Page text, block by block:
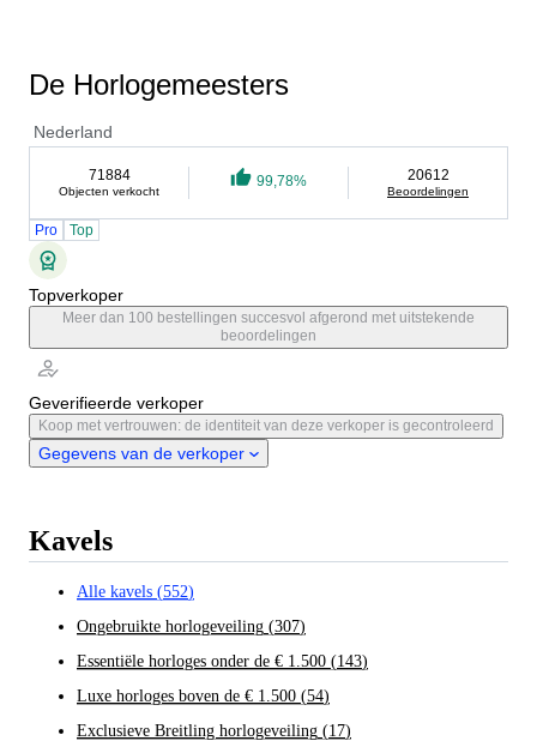
De Horlogemeesters
Nederland
71884
Objecten verkocht
99,78% 20612
Beoordelingen
Pro Top
Topverkoper
Meer dan 100 bestellingen succesvol afgerond met uitstekende
beoordelingen
Geverifieerde verkoper
Koop met vertrouwen: de identiteit van deze verkoper is gecontroleerd
Gegevens van de verkoper
Kavels
Alle kavels (552)
Ongebruikte horlogeveiling (307)
Essentiële horloges onder de € 1.500 (143)
Luxe horloges boven de € 1.500 (54)
Exclusieve Breitling horlogeveiling (17)